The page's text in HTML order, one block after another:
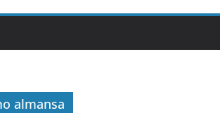
almansa